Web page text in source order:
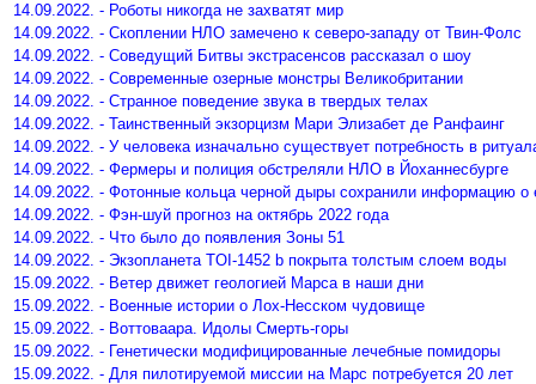
14.09.2022. - Роботы никогда не захватят мир
14.09.2022. - Скоплении НЛО замечено к северо-западу от Твин-Фолс
14.09.2022. - Соведущий Битвы экстрасенсов рассказал о шоу
14.09.2022. - Современные озерные монстры Великобритании
14.09.2022. - Странное поведение звука в твердых телах
14.09.2022. - Таинственный экзорцизм Мари Элизабет де Ранфаинг
14.09.2022. - У человека изначально существует потребность в
14.09.2022. - Фермеры и полиция обстреляли НЛО в Йоханнесбурге
14.09.2022. - Фотонные кольца черной дыры сохранили информацию о
14.09.2022. - Фэн-шуй прогноз на октябрь 2022 года
14.09.2022. - Что было до появления Зоны 51
14.09.2022. - Экзопланета TOI-1452 b покрыта толстым слоем воды
15.09.2022. - Ветер движет геологией Марса в наши дни
15.09.2022. - Военные истории о Лох-Несском чудовище
15.09.2022. - Воттоваара. Идолы Смерть-горы
15.09.2022. - Генетически модифицированные лечебные помидоры
15.09.2022. - Для пилотируемой миссии на Марс потребуется 20 лет